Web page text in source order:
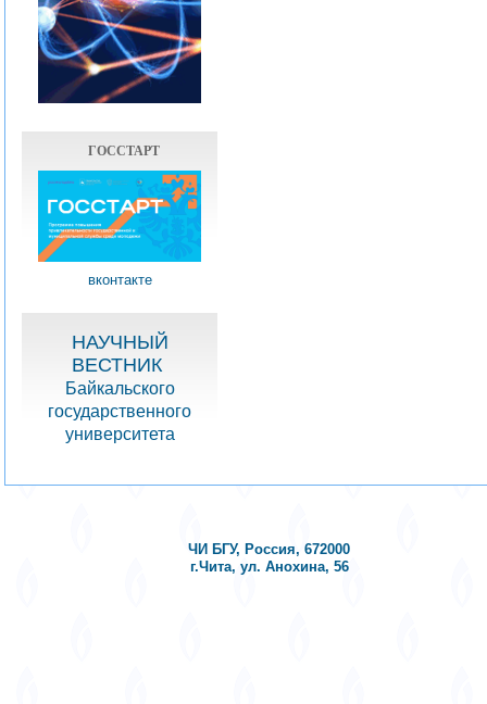
ГОССТАРТ
вконтакте
НАУЧНЫЙ
ВЕСТНИК
Байкальского
государственного
университета
ЧИ БГУ, Россия, 672000
г.Чита, ул. Анохина, 56